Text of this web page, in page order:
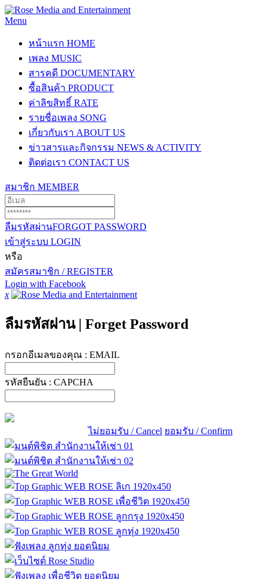
Menu
หน้าแรก HOME
เพลง MUSIC
สารคดี DOCUMENTARY
ซื้อสินค้า PRODUCT
ค่าลิขสิทธิ์ RATE
รายชื่อเพลง SONG
เกี่ยวกับเรา ABOUT US
ข่าวสารและกิจกรรม NEWS & ACTIVITY
ติดต่อเรา CONTACT US
สมาชิก MEMBER
ลืมรหัสผ่านFORGOT PASSWORD
เข้าสู่ระบบ LOGIN
หรือ
สมัครสมาชิก / REGISTER
Login with Facebook
x
ลืมรหัสผ่าน | Forget Password
กรอกอีเมลของคุณ : EMAIL
รหัสยืนยัน : CAPCHA
ไม่ยอมรับ / Cancel ยอมรับ / Confirm